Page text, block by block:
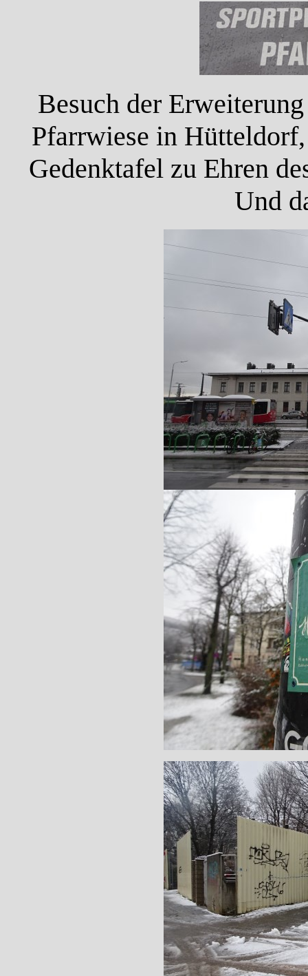
Besuch der
Pfarrwiese in
Gedenktafel zu Ehren
Und